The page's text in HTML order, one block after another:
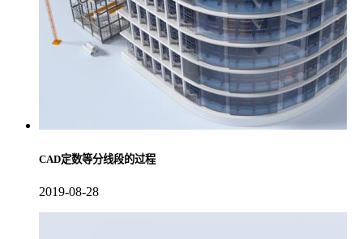
CAD定数等分线段的过程
2019-08-28